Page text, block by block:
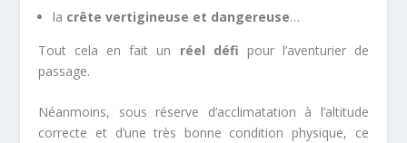
la crête vertigineuse et dangereuse…
Tout cela en fait un réel défi pour l’aventurier de
passage.
Néanmoins, sous réserve d’acclimatation à l’altitude
correcte et d’une très bonne condition physique, ce